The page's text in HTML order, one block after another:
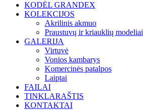
KODĖL GRANDEX
KOLEKCIJOS
Akrilinis akmuo
Praustuvų ir kriauklių modeliai
GALERIJA
Virtuvė
Vonios kambarys
Komercinės patalpos
Laiptai
FAILAI
TINKLARAŠTIS
KONTAKTAI